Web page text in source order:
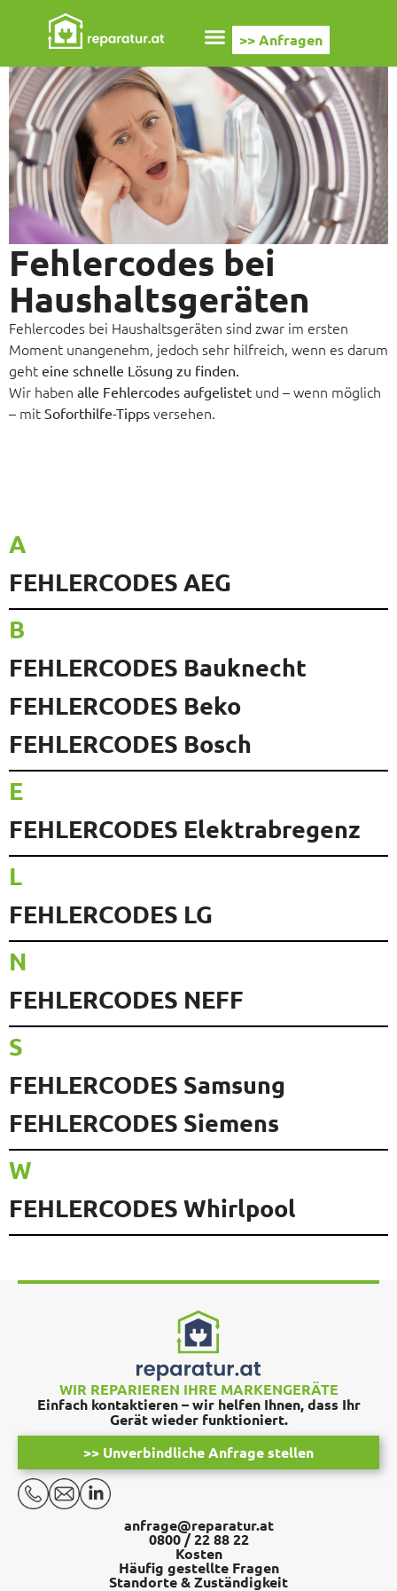
>> Anfragen
Fehlercodes bei
Haushaltsgeräten
Fehlercodes bei Haushaltsgeräten sind zwar im ersten
Moment unangenehm, jedoch sehr hilfreich, wenn es darum
geht eine schnelle Lösung zu finden.
Wir haben alle Fehlercodes aufgelistet und – wenn möglich
– mit Soforthilfe-Tipps versehen.
A
FEHLERCODES AEG
B
FEHLERCODES Bauknecht
FEHLERCODES Beko
FEHLERCODES Bosch
E
FEHLERCODES Elektrabregenz
L
FEHLERCODES LG
N
FEHLERCODES NEFF
S
FEHLERCODES Samsung
FEHLERCODES Siemens
W
FEHLERCODES Whirlpool
WIR REPARIEREN IHRE MARKENGERÄTE
Einfach kontaktieren – wir helfen Ihnen, dass Ihr
Gerät wieder funktioniert.
>> Unverbindliche Anfrage stellen
anfrage@reparatur.at
0800 / 22 88 22
Kosten
Häufig gestellte Fragen
Standorte & Zuständigkeit